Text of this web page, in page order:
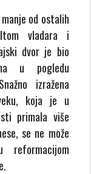
od ostalih
vladara i
dvor je bio
u pogledu
izražena
koja je u
primala više
se ne može